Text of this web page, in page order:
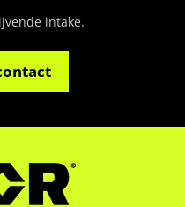
intake.